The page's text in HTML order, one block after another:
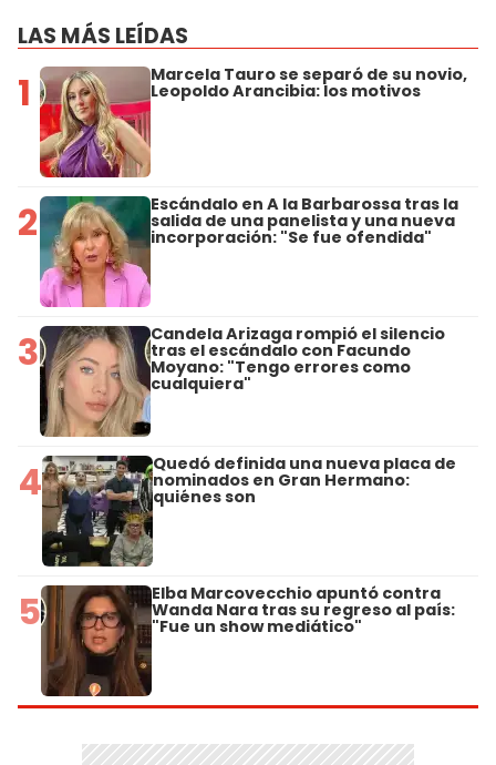
LAS MÁS LEÍDAS
1 Marcela Tauro se separó de su novio,
Leopoldo Arancibia: los motivos
2 Escándalo en A la Barbarossa tras la
salida de una panelista y una nueva
incorporación: "Se fue ofendida"
3 Candela Arizaga rompió el silencio
tras el escándalo con Facundo
Moyano: "Tengo errores como
cualquiera"
4 Quedó definida una nueva placa de
nominados en Gran Hermano:
quiénes son
5 Elba Marcovecchio apuntó contra
Wanda Nara tras su regreso al país:
"Fue un show mediático"